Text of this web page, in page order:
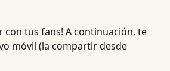
con tus fans! A continuación, te
móvil (la compartir desde